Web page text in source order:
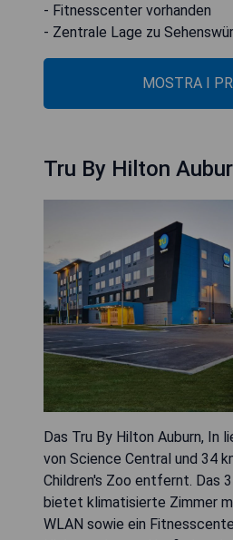
- Fitnesscenter vorhanden
- Zentrale Lage zu
MOSTRA I
Tru By Hilton
Das Tru By Hilton Auburn, In
von Science Central und 34
Children's Zoo entfernt. Das
bietet klimatisierte Zimmer
WLAN sowie ein